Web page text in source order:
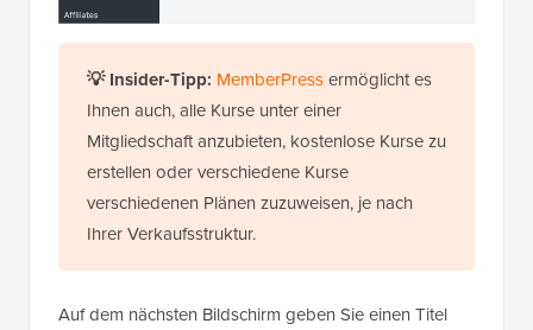
💡 Insider-Tipp: MemberPressermöglicht es
Ihnen auch, alle Kurse unter einer
Mitgliedschaft anzubieten, kostenlose Kurse zu
erstellen oder verschiedene Kurse
verschiedenen Plänen zuzuweisen, je nach
Ihrer Verkaufsstruktur.
Auf dem nächsten Bildschirm geben Sie einen Titel